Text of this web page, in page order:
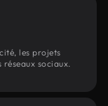
les projets
sociaux.